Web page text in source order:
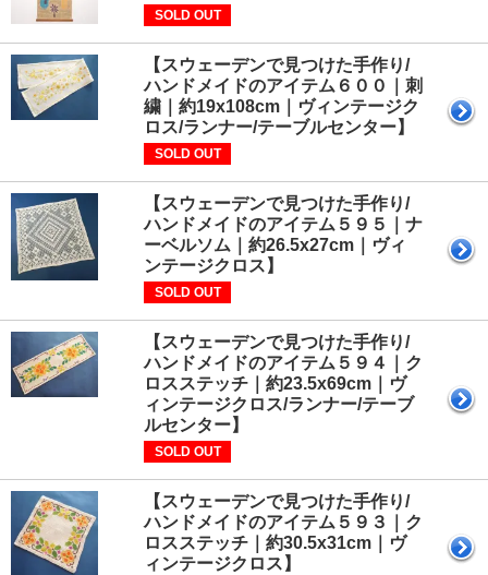
SOLD OUT
【スウェーデンで見つけた手作り/
ハンドメイドのアイテム６００｜刺
繍｜約19x108cm｜ヴィンテージク
ロス/ランナー/テーブルセンター】
SOLD OUT
【スウェーデンで見つけた手作り/
ハンドメイドのアイテム５９５｜ナ
ーベルソム｜約26.5x27cm｜ヴィ
ンテージクロス】
SOLD OUT
【スウェーデンで見つけた手作り/
ハンドメイドのアイテム５９４｜ク
ロスステッチ｜約23.5x69cm｜ヴ
ィンテージクロス/ランナー/テーブ
ルセンター】
SOLD OUT
【スウェーデンで見つけた手作り/
ハンドメイドのアイテム５９３｜ク
ロスステッチ｜約30.5x31cm｜ヴ
ィンテージクロス】